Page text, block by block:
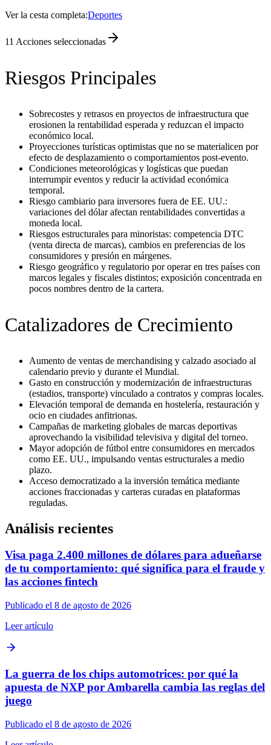
Ver la cesta completa:Deportes
11 Acciones seleccionadas
Riesgos Principales
Sobrecostes y retrasos en proyectos de infraestructura que
erosionen la rentabilidad esperada y reduzcan el impacto
económico local.
Proyecciones turísticas optimistas que no se materialicen por
efecto de desplazamiento o comportamientos post-evento.
Condiciones meteorológicas y logísticas que puedan
interrumpir eventos y reducir la actividad económica
temporal.
Riesgo cambiario para inversores fuera de EE. UU.:
variaciones del dólar afectan rentabilidades convertidas a
moneda local.
Riesgos estructurales para minoristas: competencia DTC
(venta directa de marcas), cambios en preferencias de los
consumidores y presión en márgenes.
Riesgo geográfico y regulatorio por operar en tres países con
marcos legales y fiscales distintos; exposición concentrada en
pocos nombres dentro de la cartera.
Catalizadores de Crecimiento
Aumento de ventas de merchandising y calzado asociado al
calendario previo y durante el Mundial.
Gasto en construcción y modernización de infraestructuras
(estadios, transporte) vinculado a contratos y compras locales.
Elevación temporal de demanda en hostelería, restauración y
ocio en ciudades anfitrionas.
Campañas de marketing globales de marcas deportivas
aprovechando la visibilidad televisiva y digital del torneo.
Mayor adopción de fútbol entre consumidores en mercados
como EE. UU., impulsando ventas estructurales a medio
plazo.
Acceso democratizado a la inversión temática mediante
acciones fraccionadas y carteras curadas en plataformas
reguladas.
Análisis recientes
Visa paga 2.400 millones de dólares para adueñarse
de tu comportamiento: qué significa para el fraude y
las acciones fintech
Publicado el 8 de agosto de 2026
Leer artículo
La guerra de los chips automotrices: por qué la
apuesta de NXP por Ambarella cambia las reglas del
juego
Publicado el 8 de agosto de 2026